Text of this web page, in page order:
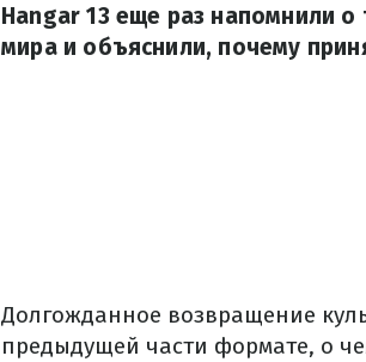
Hangar 13 еще раз напомнили
мира и объяснили, почему
Долгожданное возвращение
предыдущей части формате, о